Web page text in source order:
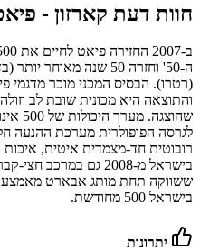
חוות דעת קארזון - פיאט
ה-50' וחזרה 50 שנה
(רטרו). הבסיס המכני מוכר מדגמי
והתוצאה היא מכונית שובת לב
לגרסה הפופולרית מערכת ההנעה
בישראל 500 מחודשת.
יתרונות